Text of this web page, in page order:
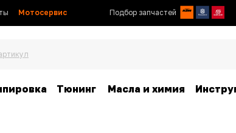
Подбор запчастей
Мотосервис
Масла и химия
Тюнинг